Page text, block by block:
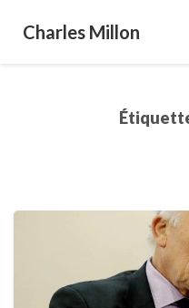
Charles Millon